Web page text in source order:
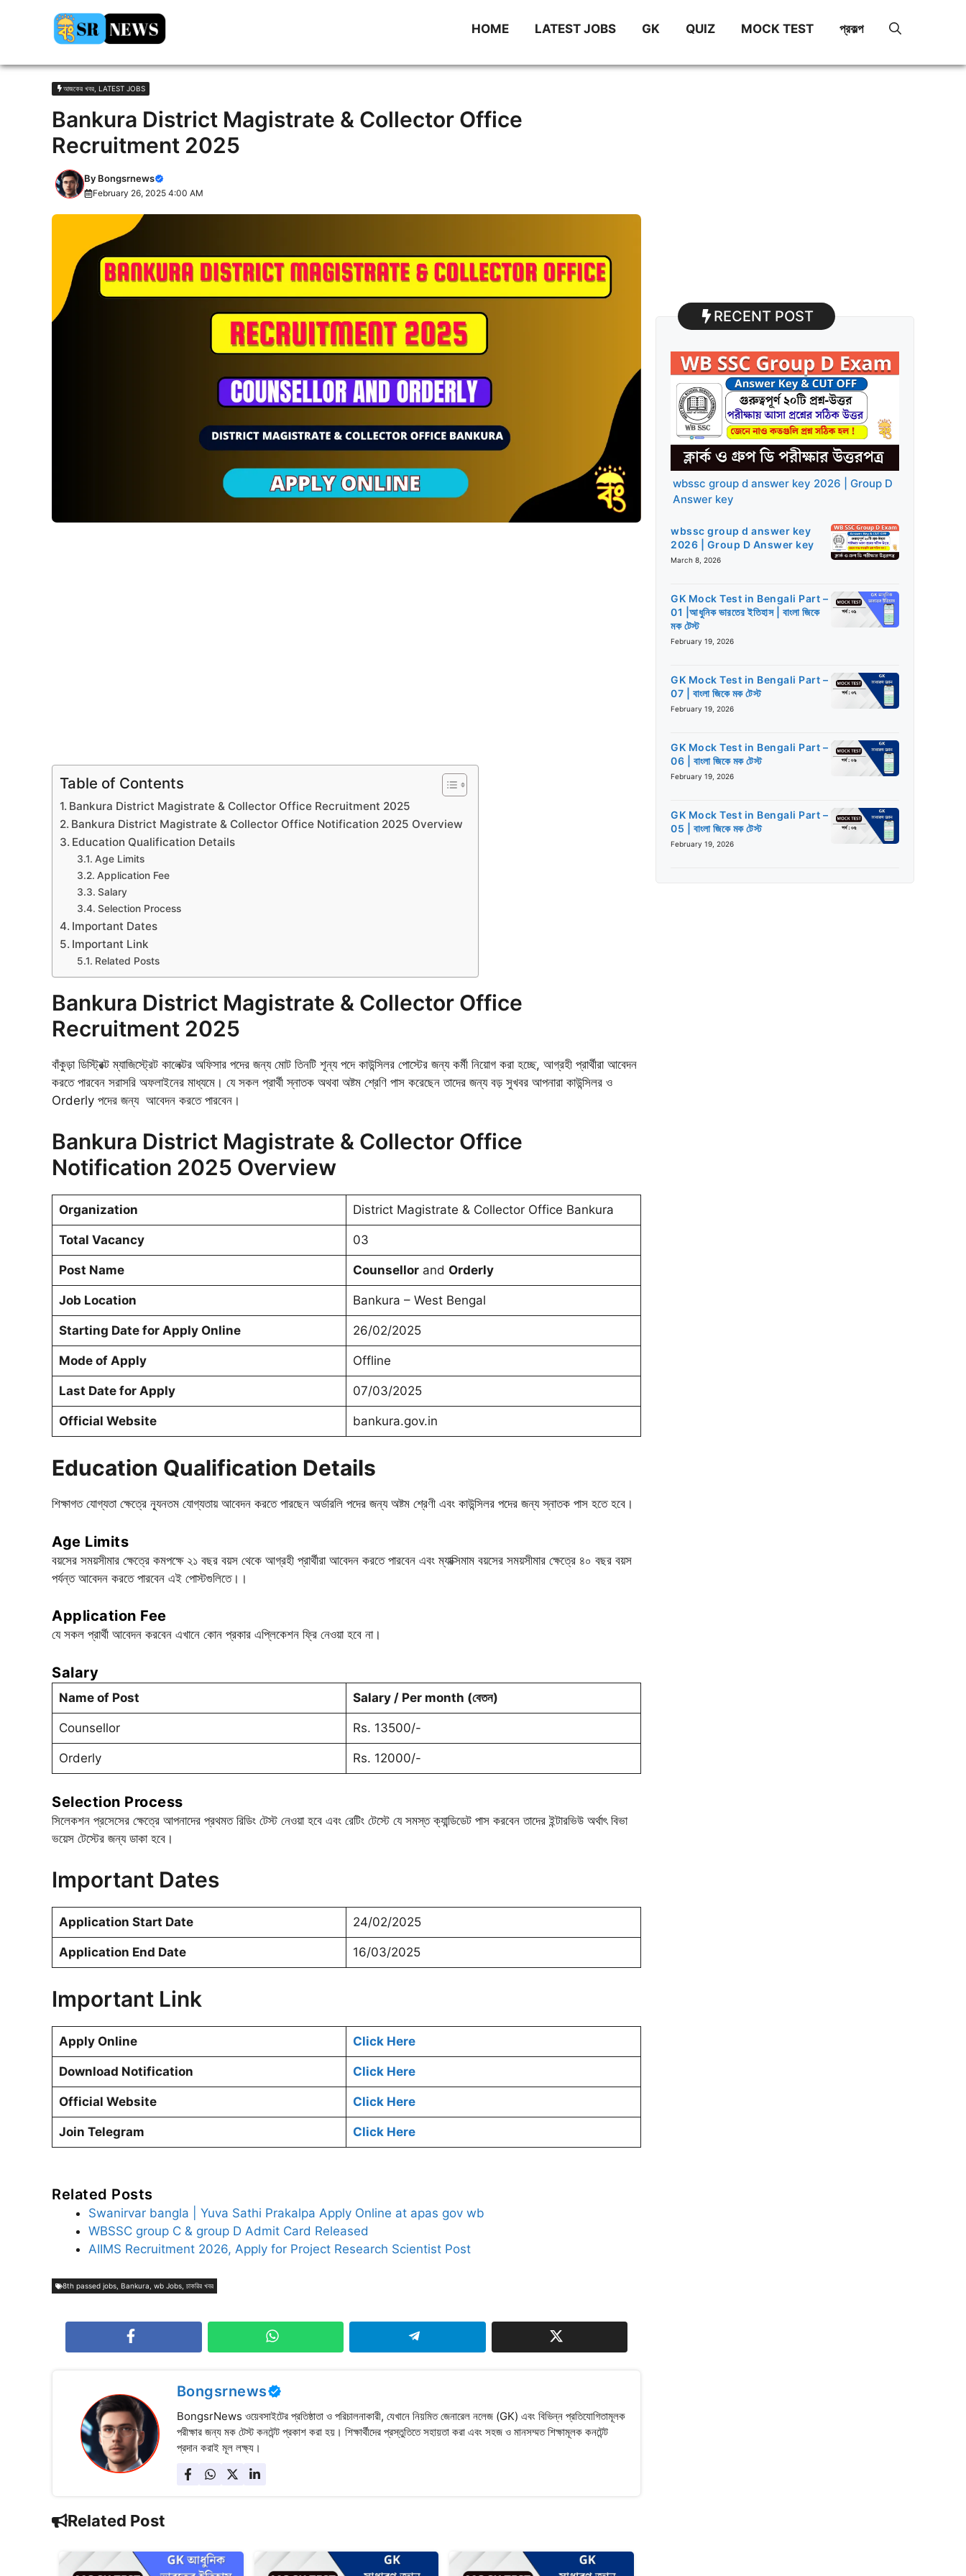
HOME LATEST JOBS GK QUIZ MOCK TEST প্রকল্প
আজকের খবর LATEST JOBS
Bankura District Magistrate & Collector Office
Recruitment 2025
By Bongsrnews
February 26, 2025 4:00 AM
Table of Contents
Bankura District Magistrate & Collector Office Recruitment 2025
Bankura District Magistrate & Collector Office Notification 2025 Overview
Education Qualification Details
Age Limits
Application Fee
Salary
Selection Process
Important Dates
Important Link
Related Posts
Bankura District Magistrate & Collector Office
Recruitment 2025
বাঁকুড়া ডিস্ট্রিক্ট ম্যাজিস্ট্রেট কালেক্টর অফিসার পদের জন্য মোট তিনটি শূন্য পদে কাউন্সিলর পোস্টের জন্য কর্মী নিয়োগ করা হচ্ছে, আগ্রহী প্রার্থীরা আবেদন
করতে পারবেন সরাসরি অফলাইনের মাধ্যমে। যে সকল প্রার্থী স্নাতক অথবা অষ্টম শ্রেণি পাস করেছেন তাদের জন্য বড় সুখবর আপনারা কাউন্সিলর ও
Orderly পদের জন্য আবেদন করতে পারবেন।
Bankura District Magistrate & Collector Office
Notification 2025 Overview
Organization District Magistrate & Collector Office Bankura
Total Vacancy 03
Post Name Counsellorand Orderly
Job Location Bankura – West Bengal
Starting Date for Apply Online 26/02/2025
Mode of Apply Offline
Last Date for Apply 07/03/2025
Official Website bankura.gov.in
Education Qualification Details
শিক্ষাগত যোগ্যতা ক্ষেত্রে ন্যূনতম যোগ্যতায় আবেদন করতে পারছেন অর্ডারলি পদের জন্য অষ্টম শ্রেণী এবং কাউন্সিলর পদের জন্য স্নাতক পাস হতে হবে।
Age Limits
বয়সের সময়সীমার ক্ষেত্রে কমপক্ষে ২১ বছর বয়স থেকে আগ্রহী প্রার্থীরা আবেদন করতে পারবেন এবং ম্যাক্সিমাম বয়সের সময়সীমার ক্ষেত্রে ৪০ বছর বয়স
পর্যন্ত আবেদন করতে পারবেন এই পোস্টগুলিতে।।
Application Fee
যে সকল প্রার্থী আবেদন করবেন এখানে কোন প্রকার এপ্লিকেশন ফ্রি নেওয়া হবে না।
Salary
Name of Post Salary / Per month (বেতন)
Counsellor Rs. 13500/-
Orderly Rs. 12000/-
Selection Process
সিলেকশন প্রসেসের ক্ষেত্রে আপনাদের প্রথমত রিডিং টেস্ট নেওয়া হবে এবং রেটিং টেস্টে যে সমস্ত ক্যান্ডিডেট পাস করবেন তাদের ইন্টারভিউ অর্থাৎ বিভা
ভয়েস টেস্টের জন্য ডাকা হবে।
Important Dates
Application Start Date 24/02/2025
Application End Date 16/03/2025
Important Link
Apply Online Click Here
Download Notification Click Here
Official Website Click Here
Join Telegram Click Here
Related Posts
Swanirvar bangla | Yuva Sathi Prakalpa Apply Online at apas gov wb
WBSSC group C & group D Admit Card Released
AIIMS Recruitment 2026, Apply for Project Research Scientist Post
8th passed jobs Bankura wb Jobs চাকরির খবর
Bongsrnews
BongsrNews ওয়েবসাইটের প্রতিষ্ঠাতা ও পরিচালনাকারী, যেখানে নিয়মিত জেনারেল নলেজ (GK) এবং বিভিন্ন প্রতিযোগিতামূলক
পরীক্ষার জন্য মক টেস্ট কনটেন্ট প্রকাশ করা হয়। শিক্ষার্থীদের প্রস্তুতিতে সহায়তা করা এবং সহজ ও মানসম্মত শিক্ষামূলক কনটেন্ট
প্রদান করাই মূল লক্ষ্য।
Related Post
RECENT POST
wbssc group d answer key 2026 | Group D
Answer key
wbssc group d answer key
2026 | Group D Answer key
March 8, 2026
GK Mock Test in Bengali Part –
01 |আধুনিক ভারতের ইতিহাস | বাংলা জিকে
মক টেস্ট
February 19, 2026
GK Mock Test in Bengali Part –
07 | বাংলা জিকে মক টেস্ট
February 19, 2026
GK Mock Test in Bengali Part –
06 | বাংলা জিকে মক টেস্ট
February 19, 2026
GK Mock Test in Bengali Part –
05 | বাংলা জিকে মক টেস্ট
February 19, 2026